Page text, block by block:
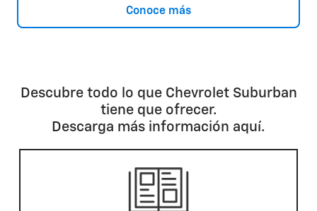
Conoce más
Descubre todo lo que Chevrolet Suburban
tiene que ofrecer.
Descarga más información aquí.